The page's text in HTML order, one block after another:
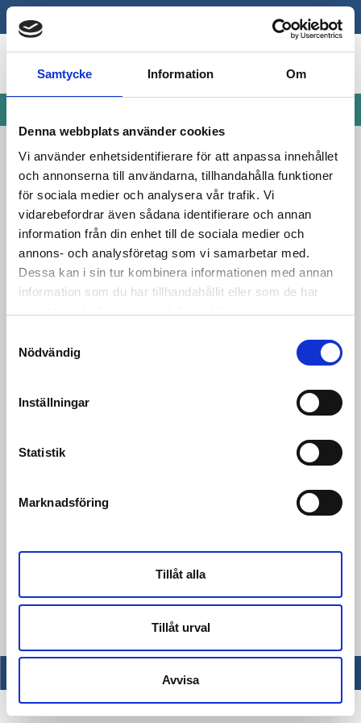
Samtycke Information Om
Denna webbplats använder cookies
Vi använder enhetsidentifierare för att anpassa innehållet
och annonserna till användarna, tillhandahålla funktioner
för sociala medier och analysera vår trafik. Vi
vidarebefordrar även sådana identifierare och annan
information från din enhet till de sociala medier och
annons- och analysföretag som vi samarbetar med.
Dessa kan i sin tur kombinera informationen med annan
information som du har tillhandahållit eller som de har
Nödvändig
Inställningar
Statistik
Marknadsföring
Tillåt alla
Tillåt urval
Avvisa
Medborgarhuset
Medborgarhuset på Södermalm i Stockholm
största projekt….